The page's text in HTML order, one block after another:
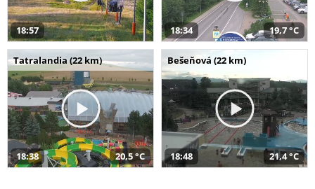
18:57 18:34 19,7 °C
Tatralandia (22 km)
18:38 20,5 °C
Bešeňová (22 km)
18:48 21,4 °C